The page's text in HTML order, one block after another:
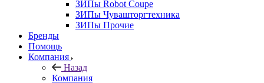
ЗИПы Robot Coupe
ЗИПы Чувашторгтехника
ЗИПы Прочие
Бренды
Помощь
Компания
Назад
Компания